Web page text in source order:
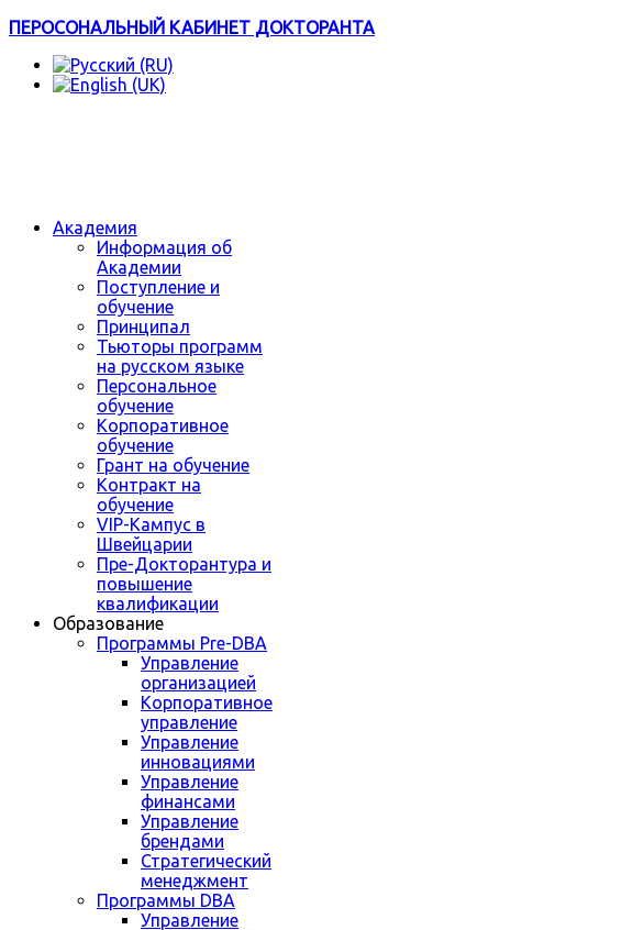
ПЕРОСОНАЛЬНЫЙ КАБИНЕТ ДОКТОРАНТА
Академия
Информация об
Академии
Поступление и
обучение
Принципал
Тьюторы программ
на русском языке
Персональное
обучение
Корпоративное
обучение
Грант на обучение
Контракт на
обучение
VIP-Кампус в
Швейцарии
Пре-Докторантура и
повышение
квалификации
Образование
Программы Pre-DBA
Управление
организацией
Корпоративное
управление
Управление
инновациями
Управление
финансами
Управление
брендами
Стратегический
менеджмент
Программы DBA
Управление